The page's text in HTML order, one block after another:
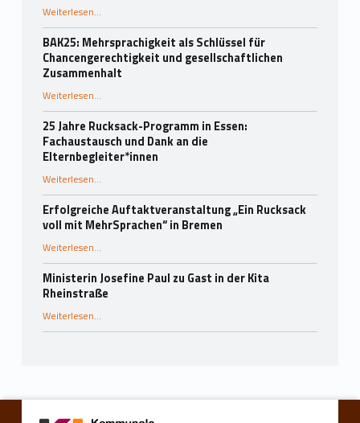
Weiterlesen“Wie Zukunft entsteht: Die Sprachbildungsprogramme auf dem Deutschen Kinder- und Jugendtag 2025”
…
BAK25: Mehrsprachigkeit als Schlüssel für
Chancengerechtigkeit und gesellschaftlichen
Zusammenhalt
Weiterlesen“BAK25: Mehrsprachigkeit als Schlüssel für Chancengerechtigkeit und gesellschaftlichen Zusammenhalt”
…
25 Jahre Rucksack-Programm in Essen:
Fachaustausch und Dank an die
Elternbegleiter*innen
Weiterlesen“25 Jahre Rucksack-Programm in Essen: Fachaustausch und Dank an die Elternbegleiter*innen”
…
Erfolgreiche Auftaktveranstaltung „Ein Rucksack
voll mit MehrSprachen“ in Bremen
Weiterlesen“Erfolgreiche Auftaktveranstaltung „Ein Rucksack voll mit MehrSprachen“ in Bremen”
…
Ministerin Josefine Paul zu Gast in der Kita
Rheinstraße
Weiterlesen“Ministerin Josefine Paul zu Gast in der Kita Rheinstraße”
…